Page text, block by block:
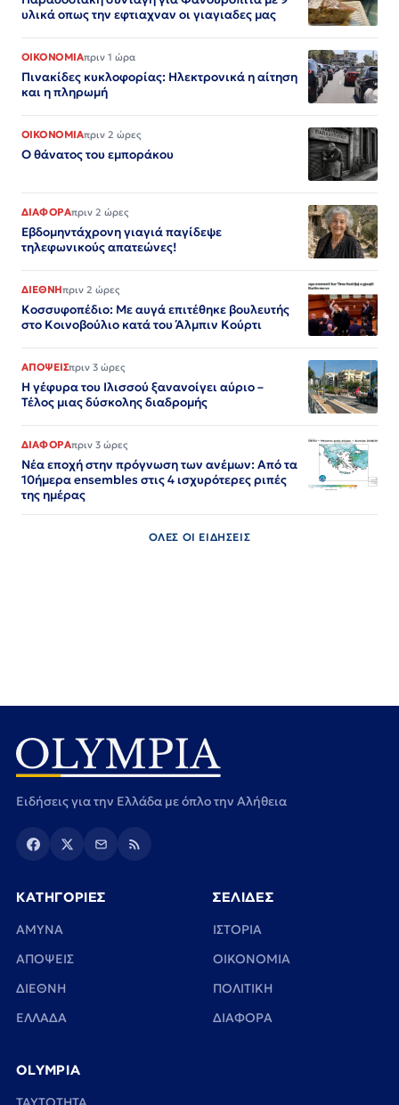
υλικά οπως την εφτιαχναν οι γιαγιαδες μας
ΟΙΚΟΝΟΜΙΑπριν 1 ώρα
Πινακίδες κυκλοφορίας: Ηλεκτρονικά η αίτηση
και η πληρωμή
ΟΙΚΟΝΟΜΙΑπριν 2 ώρες
Ο θάνατος του εμποράκου
ΔΙΑΦΟΡΑπριν 2 ώρες
Εβδομηντάχρονη γιαγιά παγίδεψε
τηλεφωνικούς απατεώνες!
ΔΙΕΘΝΗπριν 2 ώρες
Κοσσυφοπέδιο: Με αυγά επιτέθηκε βουλευτής
στο Κοινοβούλιο κατά του Άλμπιν Κούρτι
ΑΠΟΨΕΙΣπριν 3 ώρες
Η γέφυρα του Ιλισσού ξανανοίγει αύριο –
Τέλος μιας δύσκολης διαδρομής
ΔΙΑΦΟΡΑπριν 3 ώρες
Νέα εποχή στην πρόγνωση των ανέμων: Από τα
10ήμερα ensembles στις 4 ισχυρότερες ριπές
της ημέρας
ΟΛΕΣ ΟΙ ΕΙΔΗΣΕΙΣ
Ειδήσεις για την Ελλάδα με όπλο την Αλήθεια
ΚΑΤΗΓΟΡΙΕΣ
ΑΜΥΝΑ
ΑΠΟΨΕΙΣ
ΔΙΕΘΝΗ
ΕΛΛΑΔΑ
ΣΕΛΙΔΕΣ
ΙΣΤΟΡΙΑ
ΟΙΚΟΝΟΜΙΑ
ΠΟΛΙΤΙΚΗ
ΔΙΑΦΟΡΑ
OLYMPIA